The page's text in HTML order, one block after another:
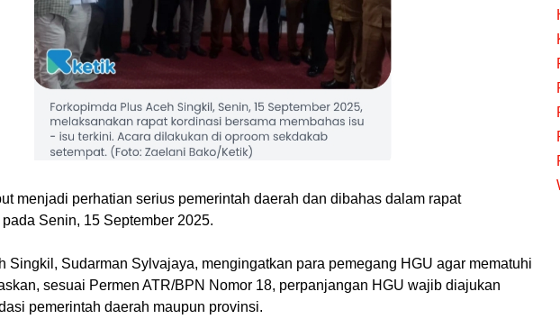
menjadi perhatian serius pemerintah daerah dan dibahas dalam rapat
Senin, 15 September 2025.
Singkil, Sudarman Sylvajaya, mengingatkan para pemegang HGU agar mematuhi
sesuai Permen ATR/BPN Nomor 18, perpanjangan HGU wajib diajukan
pemerintah daerah maupun provinsi.